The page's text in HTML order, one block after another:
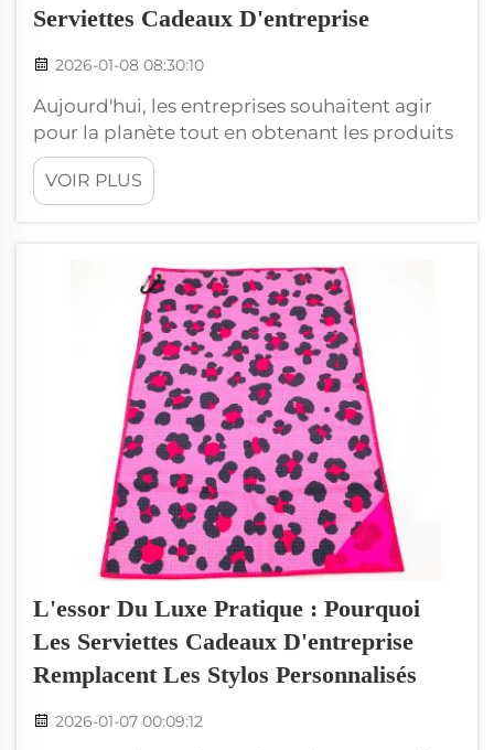
Serviettes Cadeaux D'entreprise
2026-01-08 08:30:10
Aujourd'hui, les entreprises souhaitent agir
pour la planète tout en obtenant les produits
dont elles ont besoin. L'un des domaines où
cette tendance est particulièrement visible
est celui des cadeaux d'entreprise, comme les
de serviettes écologiques en gros ? Cela peut
VOIR PLUS
L'essor Du Luxe Pratique : Pourquoi
Les Serviettes Cadeaux D'entreprise
Remplacent Les Stylos Personnalisés
2026-01-07 00:09:12